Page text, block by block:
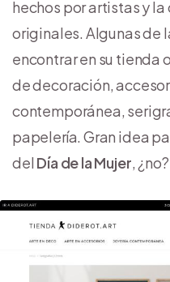
hechos por artistas y
originales. Algunas de
encontrar en su tienda
de decoración,
contemporánea,
papelería. Gran idea
del Día de la Mujer, ¿no?